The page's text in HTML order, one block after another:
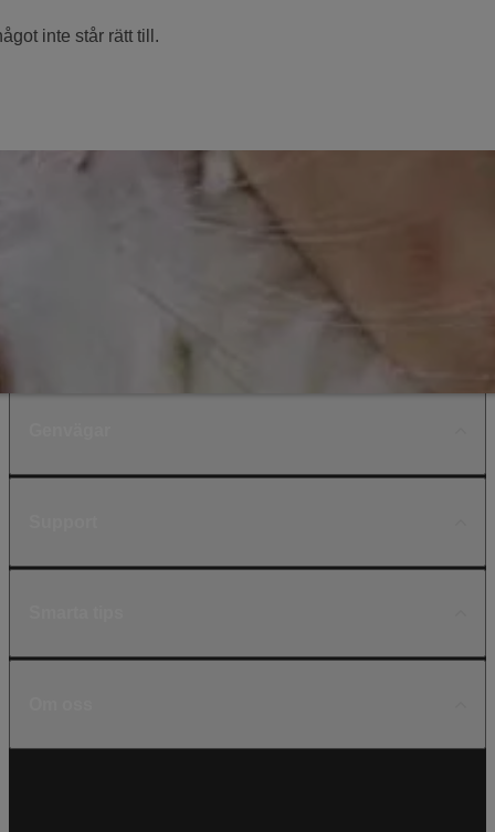
inte står rätt till.